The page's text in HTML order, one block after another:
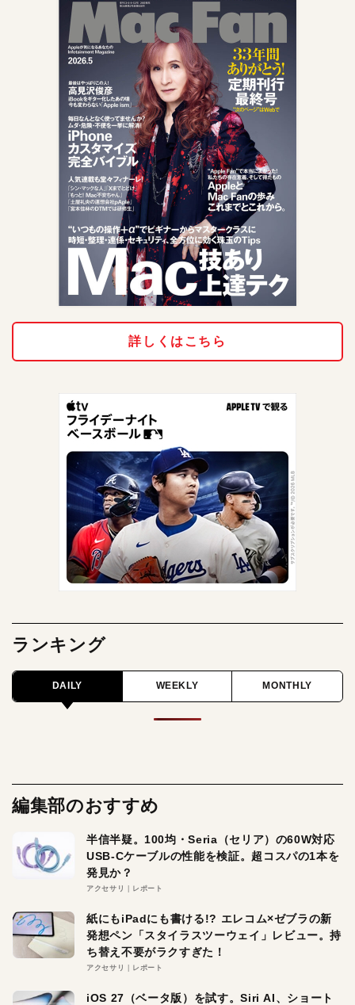
詳しくはこちら
ランキング
DAILY WEEKLY MONTHLY
編集部のおすすめ
半信半疑。100均・Seria（セリア）の60W対応
USB-Cケーブルの性能を検証。超コスパの1本を
発見か？
アクセサリ レポート
紙にもiPadにも書ける!? エレコム×ゼブラの新
発想ペン「スタイラスツーウェイ」レビュー。持
ち替え不要がラクすぎた！
アクセサリ レポート
iOS 27（ベータ版）を試す。Siri AI、ショート